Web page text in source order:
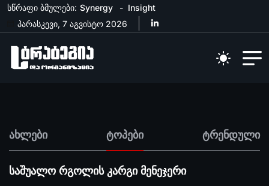
სწრაფი ბმულები: Synergy
Insight
პარასკევი, 7 აგვისტო 2026
ახლები ტოპები ტრენდული
საშუალო რგოლის კარგი მენეჯერი